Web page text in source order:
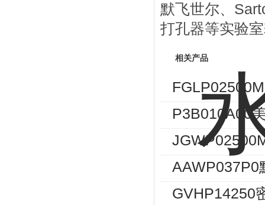
默飞世尔、
打孔器等实验
相关产品
P3B010A00
AAWP037P0
GVHP14250